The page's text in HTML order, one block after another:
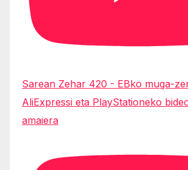
Sarean Zehar 420 - EBko muga-
AliExpressi eta PlayStationeko
amaiera